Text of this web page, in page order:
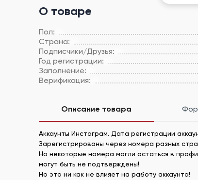
О товаре
Пол:
Страна:
Подписчики/Друзья:
Год регистрации:
Заполнение:
Верификация:
Описание товара
Аккаунты Инстаграм. Дата регистрации
Зарегистрированы через номера разных
Но некоторые номера могли остаться в
могут быть не подтверждены!
Но это ни как не влияет на работу аккаунта!